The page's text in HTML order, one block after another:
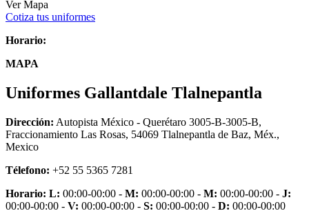
Ver Mapa
Cotiza tus uniformes
Horario:
MAPA
Uniformes Gallantdale Tlalnepantla
Dirección: Autopista México - Querétaro 3005-B-3005-B,
Fraccionamiento Las Rosas, 54069 Tlalnepantla de Baz, Méx.,
Mexico
Télefono: +52 55 5365 7281
Horario: L: 00:00-00:00 - M: 00:00-00:00 - M: 00:00-00:00 - J:
00:00-00:00 - V: 00:00-00:00 - S: 00:00-00:00 - D: 00:00-00:00